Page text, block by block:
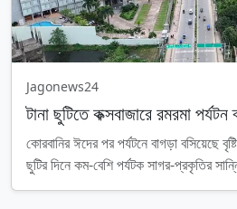
Jagonews24
টানা ছুটিতে কক্সবাজারে রমরমা পর্যটন
কোরবানির ঈদের পর পর্যটনে বাগড়া বসিয়েছে
ছুটির দিনে কম-বেশি পর্যটক সাগর-প্রকৃতির